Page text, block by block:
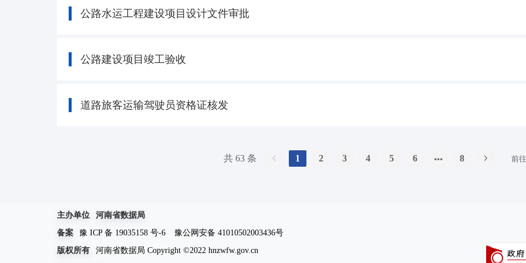
公路水运工程建设项目设计文件审批
公路建设项目竣工验收
道路旅客运输驾驶员资格证核发
共 63 条 1 2 3 4 5 6 8 前往
主办单位
河南省数据局
备案
豫 ICP 备 19035158 号-6
豫公网安备 41010502003436号
版权所有
河南省数据局 Copyright ©2022 hnzwfw.gov.cn